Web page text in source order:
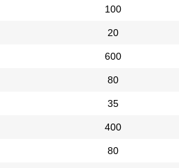
100
20
600
80
35
400
80